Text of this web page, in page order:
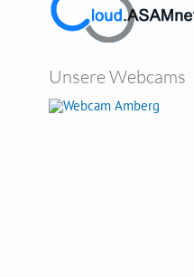
Unsere Webcams